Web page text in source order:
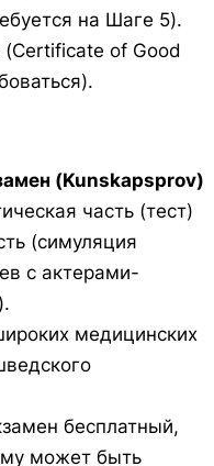
на Шаге 5).
(Certificate of Good
(Kunskapsprov)
часть (тест)
(симуляция
с актерами-
медицинских
бесплатный,
может быть